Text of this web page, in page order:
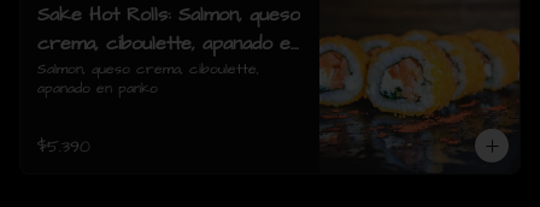
Sake Hot Rolls: Salmon, queso
crema, ciboulette, apanado en
panko
Salmon, queso crema, ciboulette,
apanado en panko
$5.390